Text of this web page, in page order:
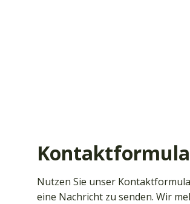
Nutzen Sie unser
eine Nachricht zu senden. Wir